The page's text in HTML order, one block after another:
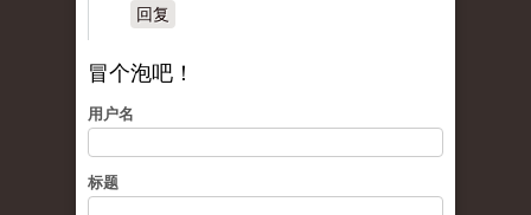
回复
冒个泡吧！
用户名
标题